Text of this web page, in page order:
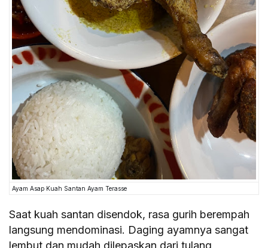
Ayam Asap Kuah Santan Ayam Terasse
Saat kuah santan disendok, rasa gurih berempah
langsung mendominasi. Daging ayamnya sangat
lembut dan mudah dilepaskan dari tulang